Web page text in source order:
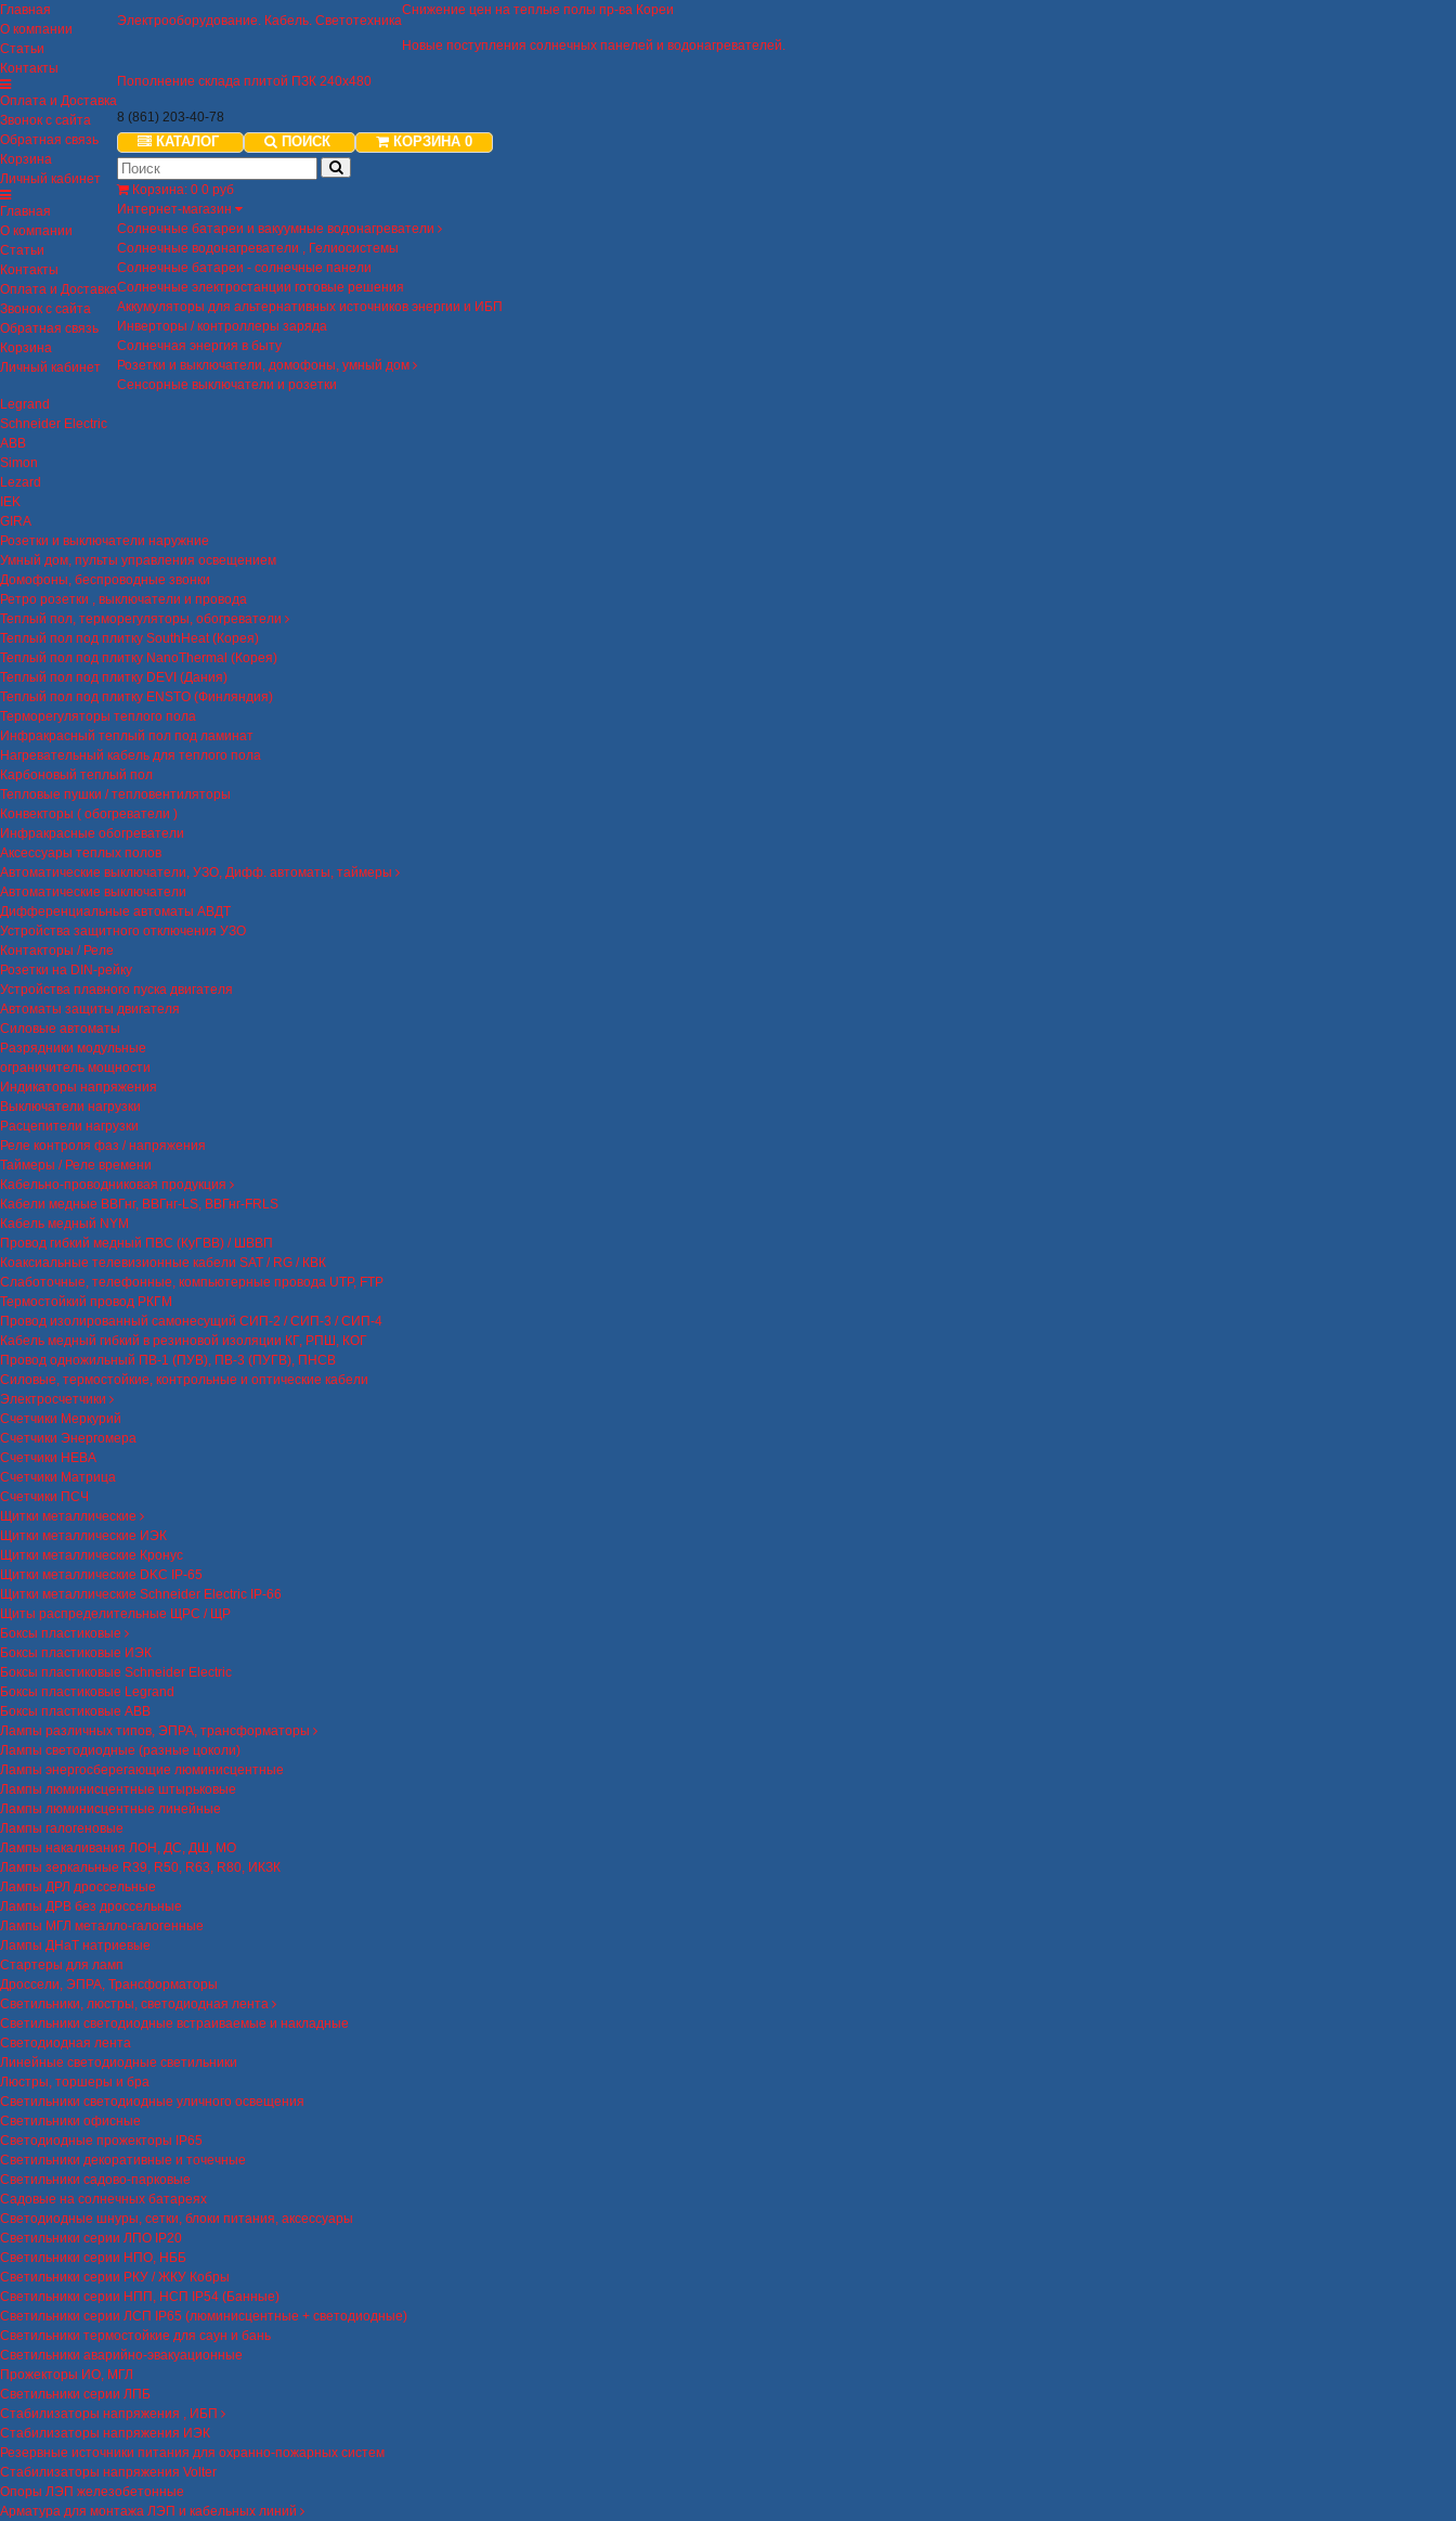
Главная
О компании
Статьи
Контакты
Оплата и Доставка
Звонок с сайта
Обратная связь
Корзина
Личный кабинет
Главная
О компании
Статьи
Контакты
Оплата и Доставка
Звонок с сайта
Обратная связь
Корзина
Личный кабинет
Электрооборудование. Кабель. Светотехника
Снижение цен на теплые полы пр-ва Кореи
Новые поступления солнечных панелей и водонагревателей.
Пополнение склада плитой ПЗК 240х480
8 (861) 203-40-78
КАТАЛОГ ПОИСК КОРЗИНА 0
Корзина: 0 0 руб
Интернет-магазин
Солнечные батареи и вакуумные водонагреватели
Солнечные водонагреватели , Гелиосистемы
Солнечные батареи - солнечные панели
Солнечные электростанции готовые решения
Аккумуляторы для альтернативных источников энергии и ИБП
Инверторы / контроллеры заряда
Солнечная энергия в быту
Розетки и выключатели, домофоны, умный дом
Сенсорные выключатели и розетки
Legrand
Schneider Electric
ABB
Simon
Lezard
IEK
GIRA
Розетки и выключатели наружние
Умный дом, пульты управления освещением
Домофоны, беспроводные звонки
Ретро розетки , выключатели и провода
Теплый пол, терморегуляторы, обогреватели
Теплый пол под плитку SouthHeat (Корея)
Теплый пол под плитку NanoThermal (Корея)
Теплый пол под плитку DEVI (Дания)
Теплый пол под плитку ENSTO (Финляндия)
Терморегуляторы теплого пола
Инфракрасный теплый пол под ламинат
Нагревательный кабель для теплого пола
Карбоновый теплый пол
Тепловые пушки / тепловентиляторы
Конвекторы ( обогреватели )
Инфракрасные обогреватели
Аксессуары теплых полов
Автоматические выключатели, УЗО, Дифф. автоматы, таймеры
Автоматические выключатели
Дифференциальные автоматы АВДТ
Устройства защитного отключения УЗО
Контакторы / Реле
Розетки на DIN-рейку
Устройства плавного пуска двигателя
Автоматы защиты двигателя
Силовые автоматы
Разрядники модульные
ограничитель мощности
Индикаторы напряжения
Выключатели нагрузки
Расцепители нагрузки
Реле контроля фаз / напряжения
Таймеры / Реле времени
Кабельно-проводниковая продукция
Кабели медные ВВГнг, ВВГнг-LS, ВВГнг-FRLS
Кабель медный NYM
Провод гибкий медный ПВС (КуГВВ) / ШВВП
Коаксиальные телевизионные кабели SAT / RG / КВК
Слаботочные, телефонные, компьютерные провода UTP, FTP
Термостойкий провод РКГМ
Провод изолированный самонесущий СИП-2 / СИП-3 / СИП-4
Кабель медный гибкий в резиновой изоляции КГ, РПШ, КОГ
Провод одножильный ПВ-1 (ПУВ), ПВ-3 (ПУГВ), ПНСВ
Силовые, термостойкие, контрольные и оптические кабели
Электросчетчики
Счетчики Меркурий
Счетчики Энергомера
Счетчики НЕВА
Счетчики Матрица
Счетчики ПСЧ
Щитки металлические
Щитки металлические ИЭК
Щитки металлические Кронус
Щитки металлические DKC IP-65
Щитки металлические Schneider Electric IP-66
Щиты распределительные ЩРС / ЩР
Боксы пластиковые
Боксы пластиковые ИЭК
Боксы пластиковые Schneider Electric
Боксы пластиковые Legrand
Боксы пластиковые ABB
Лампы различных типов, ЭПРА, трансформаторы
Лампы светодиодные (разные цоколи)
Лампы энергосберегающие люминисцентные
Лампы люминисцентные штырьковые
Лампы люминисцентные линейные
Лампы галогеновые
Лампы накаливания ЛОН, ДС, ДШ, МО
Лампы зеркальные R39, R50, R63, R80, ИКЗК
Лампы ДРЛ дроссельные
Лампы ДРВ без дроссельные
Лампы МГЛ металло-галогенные
Лампы ДНаТ натриевые
Стартеры для ламп
Дроссели, ЭПРА, Трансформаторы
Светильники, люстры, светодиодная лента
Светильники светодиодные встраиваемые и накладные
Светодиодная лента
Линейные светодиодные светильники
Люстры, торшеры и бра
Светильники светодиодные уличного освещения
Светильники офисные
Светодиодные прожекторы IP65
Светильники декоративные и точечные
Светильники садово-парковые
Садовые на солнечных батареях
Светодиодные шнуры, сетки, блоки питания, аксессуары
Светильники серии ЛПО IP20
Светильники серии НПО, НББ
Светильники серии РКУ / ЖКУ Кобры
Светильники серии НПП, НСП IP54 (Банные)
Светильники серии ЛСП IP65 (люминисцентные + светодиодные)
Светильники термостойкие для саун и бань
Светильники аварийно-эвакуационные
Прожекторы ИО, МГЛ
Светильники серии ЛПБ
Стабилизаторы напряжения , ИБП
Стабилизаторы напряжения ИЭК
Резервные источники питания для охранно-пожарных систем
Стабилизаторы напряжения Volter
Опоры ЛЭП железобетонные
Арматура для монтажа ЛЭП и кабельных линий